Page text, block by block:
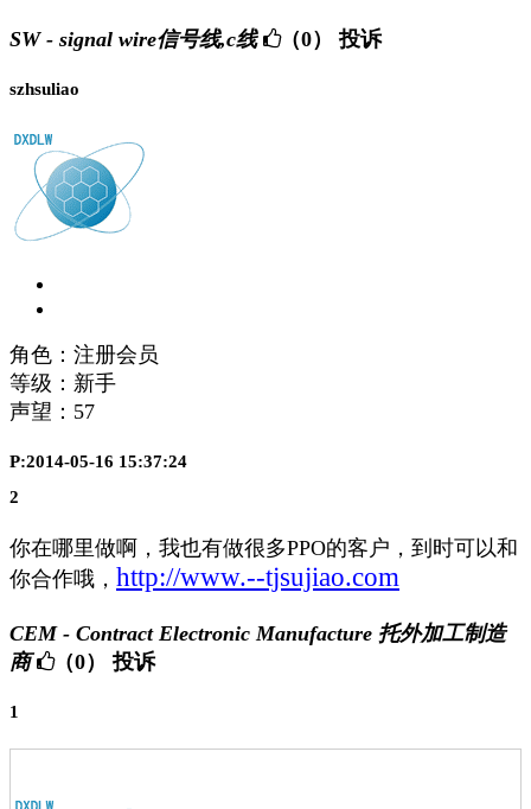
SW - signal wire信号线,c线 （0） 投诉
szhsuliao
角色：注册会员
等级：新手
声望： 57
P:2014-05-16 15:37:24
2
你在哪里做啊，我也有做很多PPO的客户，到时可以和
你合作哦， http://www.--tjsujiao.com
CEM - Contract Electronic Manufacture 托外加工制造
商
（0） 投诉
1